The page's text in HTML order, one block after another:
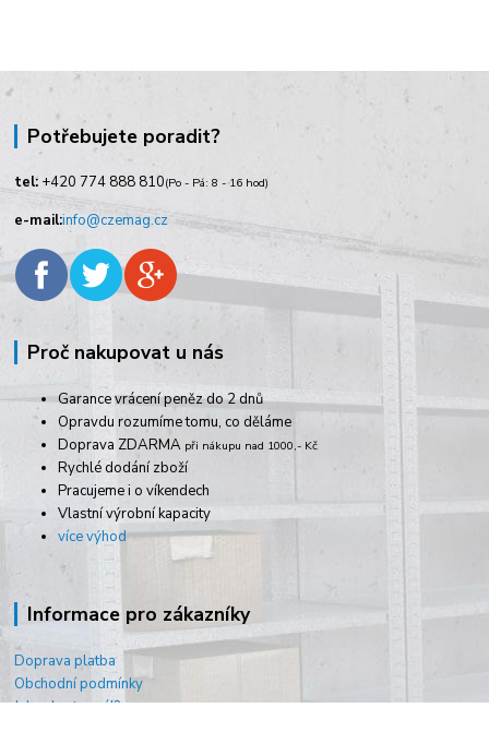
Potřebujete poradit?
tel: +420 774 888 810(Po - Pá: 8 - 16 hod)
e-mail:info@czemag.cz
Proč nakupovat u nás
Garance vrácení peněz do 2 dnů
Opravdu rozumíme tomu, co děláme
Doprava ZDARMA při nákupu nad 1000,- Kč
Rychlé dodání zboží
Pracujeme i o víkendech
Vlastní výrobní kapacity
více výhod
Informace pro zákazníky
Doprava platba
Obchodní podmínky
Jak vybrat regál?